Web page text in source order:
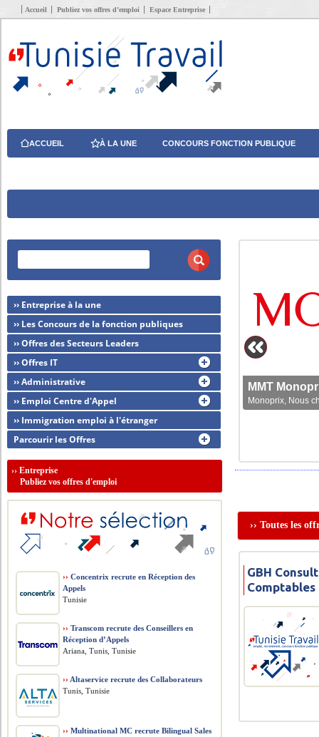
Accueil Publiez vos offres d’emploi Espace Entreprise
ACCUEIL À LA UNE CONCOURS FONCTION PUBLIQUE
MMT
Monoprix, Nous
›› Toutes les
GBH
Comptables
›› Entreprise à la une
›› Les Concours de la fonction publiques
›› Offres des Secteurs Leaders
›› Offres IT
›› Administrative
›› Emploi Centre d'Appel
›› Immigration emploi à l'étranger
Parcourir les Offres
››Entreprise
Publiez vos offres d'emploi
›› Concentrix recrute en Réception des
Appels
Tunisie
›› Transcom recrute des Conseillers en
Réception d’Appels
Ariana, Tunis, Tunisie
›› Altaservice recrute des Collaborateurs
Tunis, Tunisie
›› Multinational MC recrute Bilingual Sales